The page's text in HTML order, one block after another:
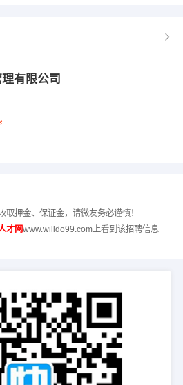
有限公司
押金、保证金，请微友务必谨慎！
才网www.willdo99.com上看到该招聘信息